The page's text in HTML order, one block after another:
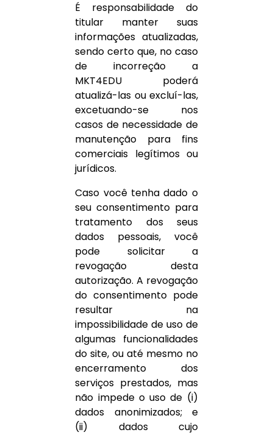
É responsabilidade do
titular manter suas
informações atualizadas,
sendo certo que, no caso
de incorreção a
MKT4EDU poderá
atualizá-las ou excluí-las,
excetuando-se nos
casos de necessidade de
manutenção para fins
comerciais legítimos ou
jurídicos.
Caso você tenha dado o
seu consentimento para
tratamento dos seus
dados pessoais, você
pode solicitar a
revogação desta
autorização. A revogação
do consentimento pode
resultar na
impossibilidade de uso de
algumas funcionalidades
do site, ou até mesmo no
encerramento dos
serviços prestados, mas
não impede o uso de (i)
dados anonimizados; e
(ii) dados cujo